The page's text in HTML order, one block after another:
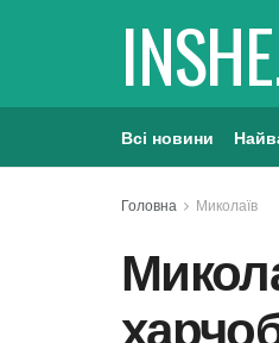
Всі новини
Головна Миколаїв